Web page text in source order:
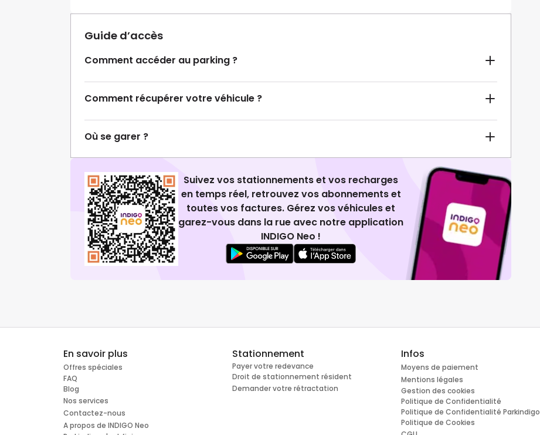
Guide d’accès
Comment accéder au parking ?
Comment récupérer votre véhicule ?
Où se garer ?
Suivez vos stationnements et vos recharges
en temps réel, retrouvez vos abonnements et
toutes vos factures. Gérez vos véhicules et
garez-vous dans la rue avec notre application
INDIGO Neo !
En savoir plus
Offres spéciales
FAQ
Blog
Nos services
Contactez-nous
A propos de INDIGO Neo
Stationnement
Payer votre redevance
Droit de stationnement résident
Demander votre rétractation
Infos
Moyens de paiement
Mentions légales
Gestion des cookies
Politique de Confidentialité
Politique de Confidentialité Parkindigo
Politique de Cookies